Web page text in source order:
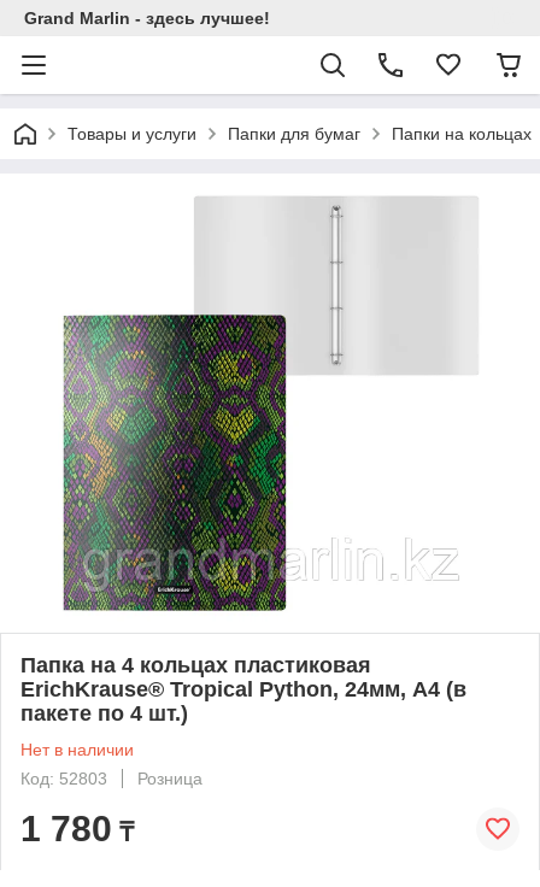
Grand Marlin - здесь лучшее!
Товары и услуги Папки для бумаг Папки на кольцах
Папка на 4 кольцах пластиковая
ErichKrause® Tropical Python, 24мм, A4 (в
пакете по 4 шт.)
Нет в наличии
Код: 52803
Розница
1 780 ₸